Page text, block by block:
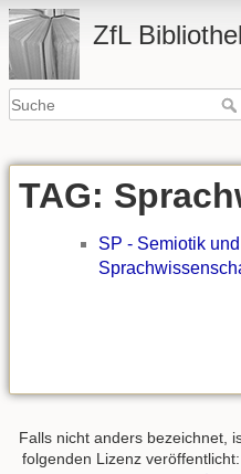
ZfL
TAG:
SP - Semiotik und
Falls nicht anders bezeichnet,
folgenden Lizenz veröffentlicht: